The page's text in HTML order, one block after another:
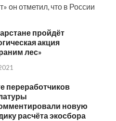
он отметил, что в России
пройдёт
акция
лес»
переработчиков
новую
расчёта экосбора